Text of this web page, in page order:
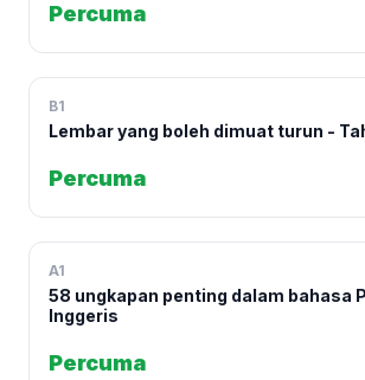
Percuma
B1
Lembar yang boleh dimuat turun -
Percuma
A1
58 ungkapan penting dalam bahasa
Inggeris
Percuma